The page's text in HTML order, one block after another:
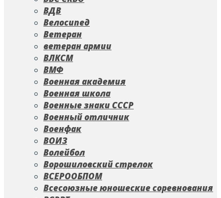
ВДВ
Велосипед
Ветеран
ветеран армии
ВЛКСМ
ВМФ
Военная академия
Военная школа
Военные знаки СССР
Военный отличник
Военфак
ВОИЗ
Волейбол
Ворошиловский стрелок
ВСЕРООБПОМ
Всесоюзные юношеские соревнования